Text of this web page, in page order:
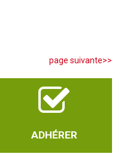
page suivante>>
ADHÉRER